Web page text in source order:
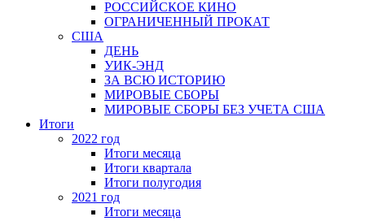
РОССИЙСКОЕ КИНО
ОГРАНИЧЕННЫЙ ПРОКАТ
США
ДЕНЬ
УИК-ЭНД
ЗА ВСЮ ИСТОРИЮ
МИРОВЫЕ СБОРЫ
МИРОВЫЕ СБОРЫ БЕЗ УЧЕТА США
Итоги
2022 год
Итоги месяца
Итоги квартала
Итоги полугодия
2021 год
Итоги месяца